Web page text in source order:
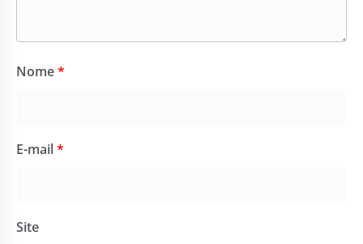
Nome*
E-mail*
Site